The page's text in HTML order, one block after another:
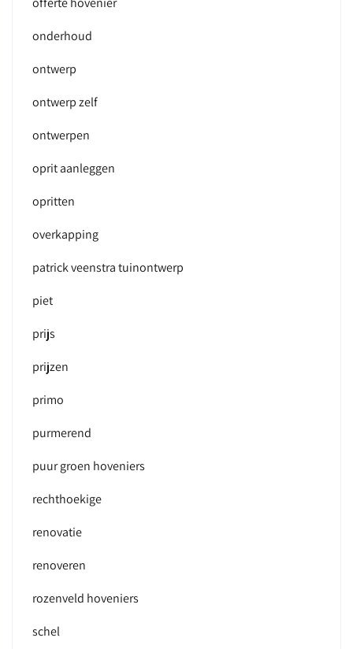
onderhoud
ontwerp
ontwerp zelf
ontwerpen
oprit aanleggen
opritten
overkapping
patrick veenstra tuinontwerp
piet
prijs
prijzen
primo
purmerend
puur groen hoveniers
rechthoekige
renovatie
renoveren
rozenveld hoveniers
schel